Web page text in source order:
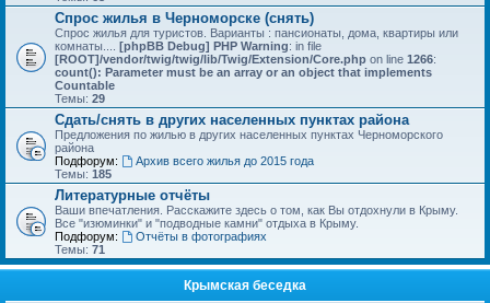
Спрос жилья в Черноморске (снять)
Спрос жилья для туристов. Варианты : пансионаты, дома, квартиры или
комнаты.... [phpBB Debug] PHP Warning: in file
[ROOT]/vendor/twig/twig/lib/Twig/Extension/Core.php on line 1266:
count(): Parameter must be an array or an object that implements
Countable
Темы: 29
Сдать/снять в других населенных пунктах района
Предложения по жилью в других населенных пунктах Черноморского
района
Подфорум:
Архив всего жилья до 2015 года
Темы: 185
Литературные отчёты
Ваши впечатления. Расскажите здесь о том, как Вы отдохнули в Крыму.
Все "изюминки" и "подводные камни" отдыха в Крыму.
Подфорум:
Отчёты в фотографиях
Темы: 71
Крымская беседка